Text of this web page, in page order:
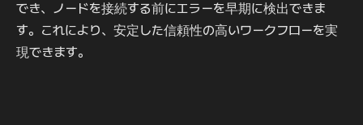
でき、ノードを接続する前にエラーを早期に検出できま
す。これにより、安定した信頼性の高いワークフローを実
現できます。